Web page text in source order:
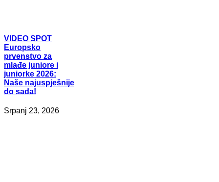
VIDEO SPOT
Europsko
prvenstvo za
mlađe juniore i
juniorke 2026:
Naše najuspješnije
do sada!
Srpanj 23, 2026